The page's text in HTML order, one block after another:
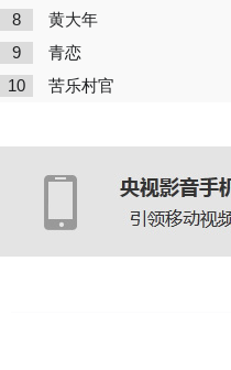
8 黄大年
9 青恋
10 苦乐村官